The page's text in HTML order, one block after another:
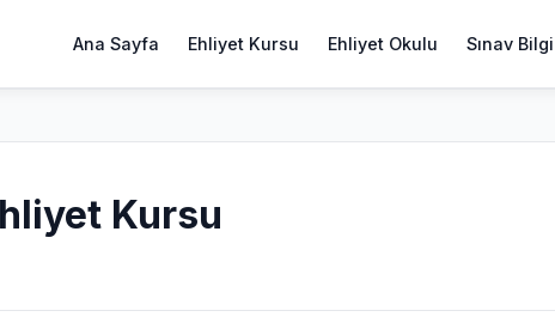
Ana Sayfa Ehliyet Kursu Ehliyet Okulu Sınav
Kursu